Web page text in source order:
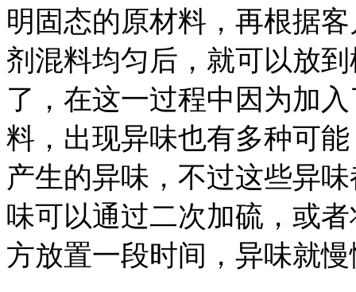
明固态的原材料，再根据
剂混料均匀后，就可以放
了，在这一过程中因为加
料，出现异味也有多种可
产生的异味，不过这些异
味可以通过二次加硫，或
方放置一段时间，异味就